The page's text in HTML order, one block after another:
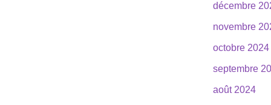
décembre
novembre
octobre 2024
septembre
août 2024